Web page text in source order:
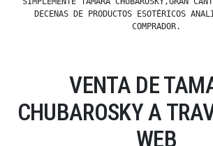
DECENAS DE PRODUCTOS ESOTÉRICOS
COMPRADOR.
VENTA DE
CHUBAROSKY A
WEB